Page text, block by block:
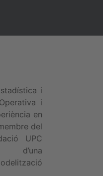
i
i
en
del
UPC